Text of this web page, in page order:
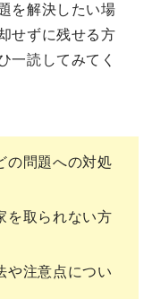
を解決したい場
せずに残せる方
一読してみてく
の問題への対処
を取られない方
や注意点につい